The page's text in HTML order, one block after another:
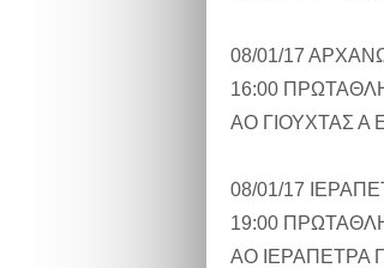
08/01/17
16:00
ΑΟ ΓΙΟΥΧΤΑΣ Α
08/01/17
19:00
ΑΟ ΙΕΡΑΠΕΤΡΑ